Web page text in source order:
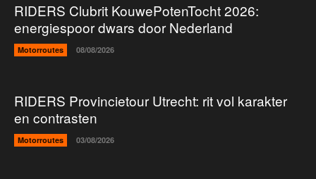
RIDERS Clubrit KouwePotenTocht 2026:
energiespoor dwars door Nederland
Motorroutes 08/08/2026
RIDERS Provincietour Utrecht: rit vol karakter
en contrasten
Motorroutes 03/08/2026